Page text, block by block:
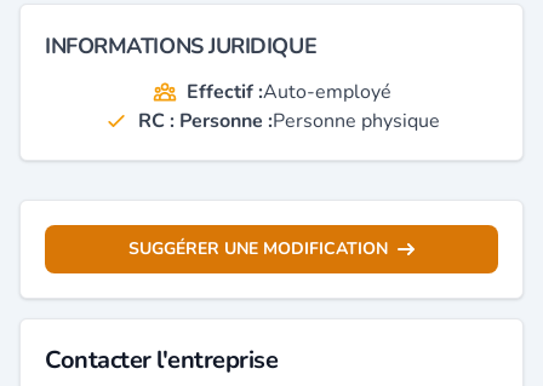
INFORMATIONS JURIDIQUE
Effectif :Auto-employé
RC : Personne :Personne physique
SUGGÉRER UNE MODIFICATION
Contacter l'entreprise